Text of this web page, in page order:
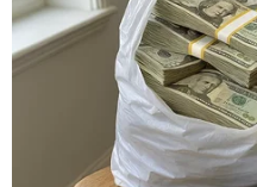
21/02/